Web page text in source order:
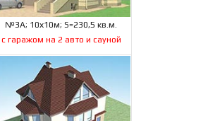
№3А; 10х10м; S=230,5 кв.м.
с гаражом на 2 авто и сауной